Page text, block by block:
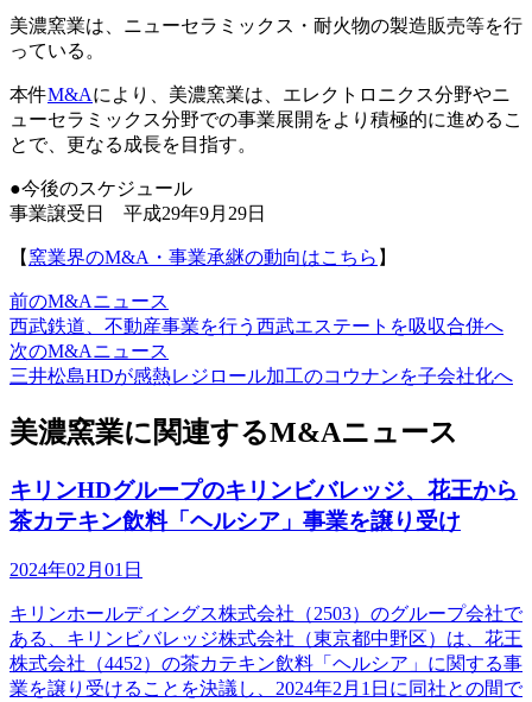
美濃窯業は、ニューセラミックス・耐火物の製造販売等を行
っている。
本件M&Aにより、美濃窯業は、エレクトロニクス分野やニ
ューセラミックス分野での事業展開をより積極的に進めるこ
とで、更なる成長を目指す。
●今後のスケジュール
事業譲受日 平成29年9月29日
【 窯業界のM&A・事業承継の動向はこちら 】
前のM&Aニュース
西武鉄道、不動産事業を行う西武エステートを吸収合併へ
次のM&Aニュース
三井松島HDが感熱レジロール加工のコウナンを子会社化へ
美濃窯業に関連するM&Aニュース
キリンHDグループのキリンビバレッジ、花王から
茶カテキン飲料「ヘルシア」事業を譲り受け
2024年02月01日
キリンホールディングス株式会社（2503）のグループ会社で
ある、キリンビバレッジ株式会社（東京都中野区）は、花王
株式会社（4452）の茶カテキン飲料「ヘルシア」に関する事
業を譲り受けることを決議し、2024年2月1日に同社との間で